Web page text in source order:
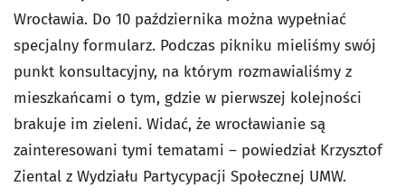
Wrocławia. Do 10 października można wypełniać
specjalny formularz. Podczas pikniku mieliśmy swój
punkt konsultacyjny, na którym rozmawialiśmy z
mieszkańcami o tym, gdzie w pierwszej kolejności
brakuje im zieleni. Widać, że wrocławianie są
zainteresowani tymi tematami – powiedział Krzysztof
Ziental z Wydziału Partycypacji Społecznej UMW.